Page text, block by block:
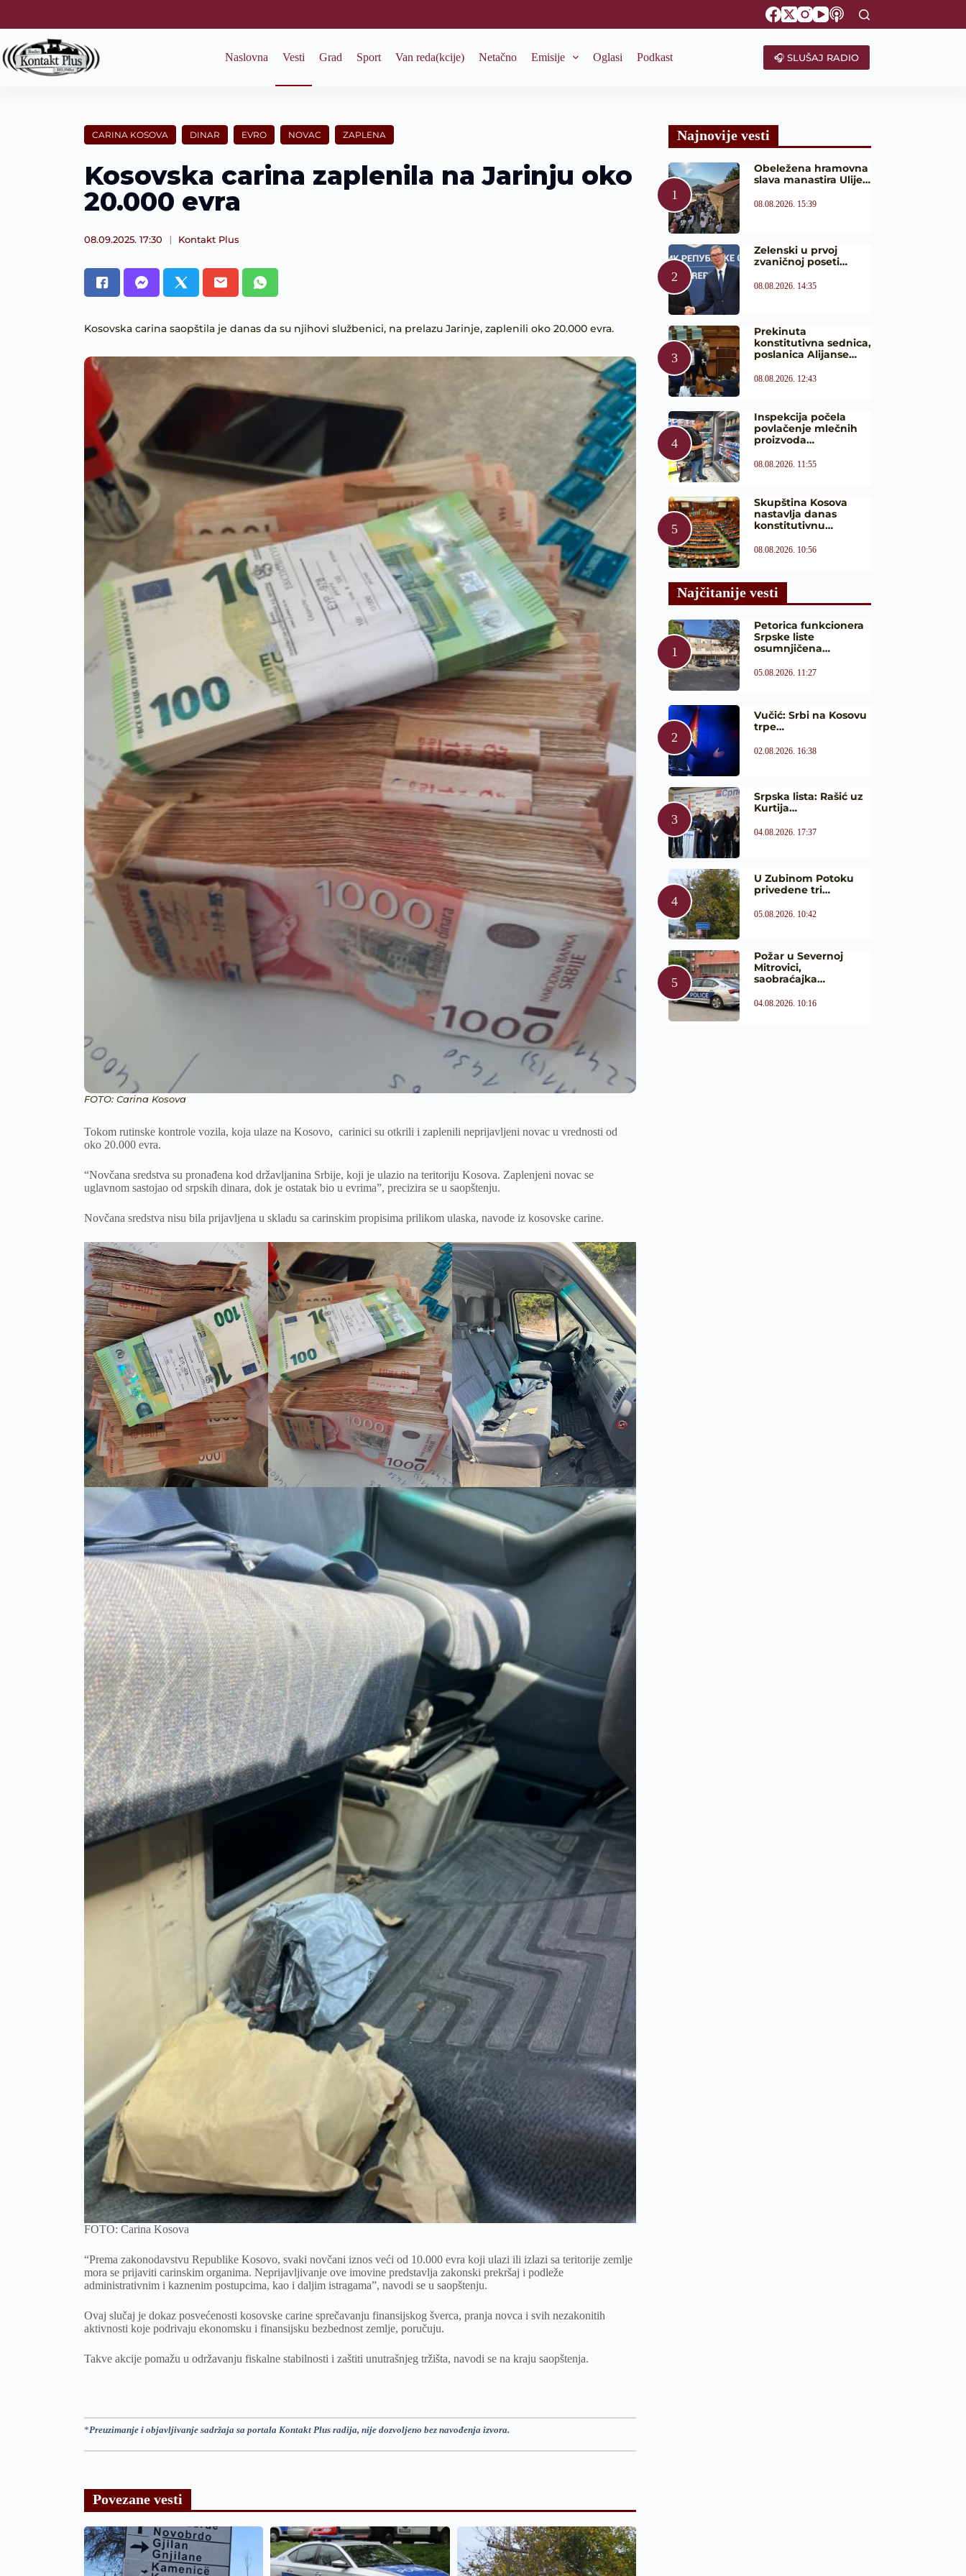
k
p
t
Naslovna Vesti Grad Sport Van reda(kcije) Netačno Emisije Oglasi Podkast 🎧 SLUŠAJ RADIO
CARINA KOSOVA DINAR EVRO NOVAC ZAPLENA
Kosovska carina zaplenila na Jarinju oko
20.000 evra
08.09.2025. 17:30 Kontakt Plus
Kosovska carina saopštila je danas da su njihovi službenici, na prelazu Jarinje, zaplenili oko 20.000 evra.
FOTO: Carina Kosova
Tokom rutinske kontrole vozila, koja ulaze na Kosovo, carinici su otkrili i zaplenili neprijavljeni novac u vrednosti od
oko 20.000 evra.
“Novčana sredstva su pronađena kod državljanina Srbije, koji je ulazio na teritoriju Kosova. Zaplenjeni novac se
uglavnom sastojao od srpskih dinara, dok je ostatak bio u evrima”, precizira se u saopštenju.
Novčana sredstva nisu bila prijavljena u skladu sa carinskim propisima prilikom ulaska, navode iz kosovske carine.
FOTO: Carina Kosova
“Prema zakonodavstvu Republike Kosovo, svaki novčani iznos veći od 10.000 evra koji ulazi ili izlazi sa teritorije zemlje
mora se prijaviti carinskim organima. Neprijavljivanje ove imovine predstavlja zakonski prekršaj i podleže
administrativnim i kaznenim postupcima, kao i daljim istragama”, navodi se u saopštenju.
Ovaj slučaj je dokaz posvećenosti kosovske carine sprečavanju finansijskog šverca, pranja novca i svih nezakonitih
aktivnosti koje podrivaju ekonomsku i finansijsku bezbednost zemlje, poručuju.
Takve akcije pomažu u održavanju fiskalne stabilnosti i zaštiti unutrašnjeg tržišta, navodi se na kraju saopštenja.
*Preuzimanje i objavljivanje sadržaja sa portala Kontakt Plus radija, nije dozvoljeno bez navođenja izvora.
Povezane vesti
Najnovije vesti
Obeležena hramovna
slava manastira Ulije…
08.08.2026. 15:39
Zelenski u prvoj
zvaničnoj poseti…
08.08.2026. 14:35
Prekinuta
konstitutivna sednica,
poslanica Alijanse…
08.08.2026. 12:43
Inspekcija počela
povlačenje mlečnih
proizvoda…
08.08.2026. 11:55
Skupština Kosova
nastavlja danas
konstitutivnu…
08.08.2026. 10:56
Najčitanije vesti
Petorica funkcionera
Srpske liste
osumnjičena…
05.08.2026. 11:27
Vučić: Srbi na Kosovu
trpe…
02.08.2026. 16:38
Srpska lista: Rašić uz
Kurtija…
04.08.2026. 17:37
U Zubinom Potoku
privedene tri…
05.08.2026. 10:42
Požar u Severnoj
Mitrovici,
saobraćajka…
04.08.2026. 10:16